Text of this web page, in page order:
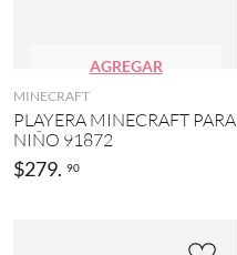
AGREGAR
MINECRAFT
PLAYERA MINECRAFT PARA
NIÑO 91872
$279. 90